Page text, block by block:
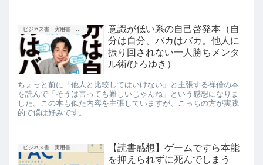
ビジネス書・実用書・新書等
意識が低い系の自己啓発本（自
分は自分、バカはバカ。他人に
振り回されない一人勝ちメンタ
ル術/ひろゆき）
ちょっと前に「他人と比較してはいけない」と主張する禅僧の本
を読んで「そうは言っても難しいじゃんね」という感想になりま
した。この本も似た内容を主張していますが、こっちの方が実践
的で僕は好みです。
ビジネス書・実用書・新書等
【読書感想】ゲームですら本能
を抑えられずに死んでしまう